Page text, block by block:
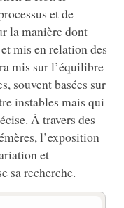
et de
la manière dont
mis en relation des
mis sur l’équilibre
souvent basées sur
instables mais qui
À travers des
l’exposition
et
sa recherche.